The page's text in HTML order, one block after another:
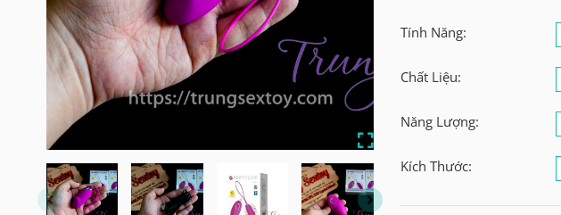
Tính Năng:
Chất Liệu:
Năng Lượng:
Kích Thước: